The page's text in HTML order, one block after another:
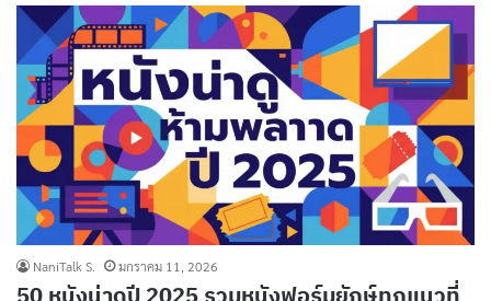
NaniTalk S. มกราคม 11, 2026